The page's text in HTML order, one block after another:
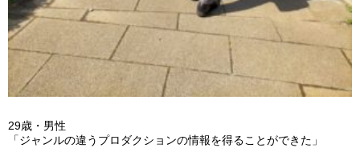
29歳・男性
「ジャンルの違うプロダクションの情報を得ることができた」